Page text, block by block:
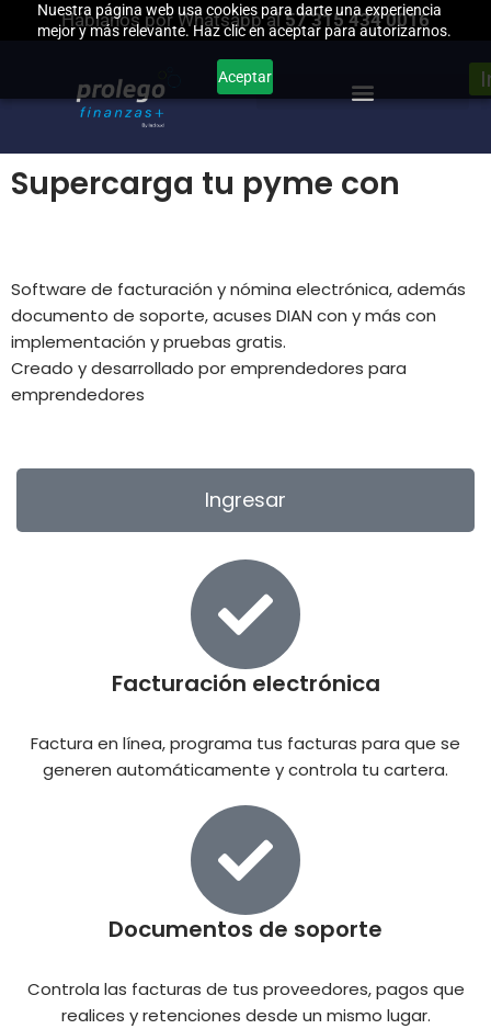
Nuestra página web usa cookies para darte una experiencia
mejor y más relevante. Haz clic en aceptar para autorizarnos.
Aceptar
contenido
Háblanos por Whatsapp al57 315 434 0016
Supercarga tu pyme con
Software de facturación y nómina electrónica, además
documento de soporte, acuses DIAN con y más con
implementación y pruebas gratis.
Creado y desarrollado por emprendedores para
emprendedores
Ingresar
Facturación electrónica
Factura en línea, programa tus facturas para que se
generen automáticamente y controla tu cartera.
Documentos de soporte
Controla las facturas de tus proveedores, pagos que
realices y retenciones desde un mismo lugar.